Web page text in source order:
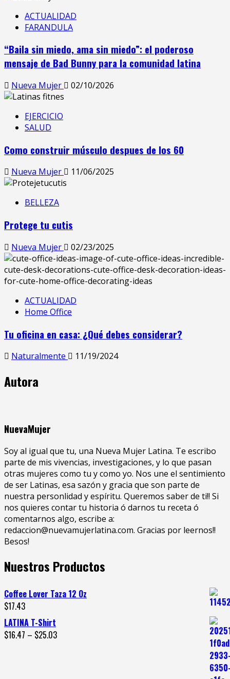
ACTUALIDAD
FARANDULA
“Baila sin miedo, ama sin miedo”: el poderoso
mensaje de Bad Bunny para la comunidad latina
Nueva Mujer 02/10/2026
EJERCICIO
SALUD
Como construir músculo despues de los 60
Nueva Mujer 11/06/2025
BELLEZA
Protege tu cutis
Nueva Mujer 02/23/2025
ACTUALIDAD
Home Office
Tu oficina en casa: ¿Qué debes considerar?
Naturalmente 11/19/2024
Autora
NuevaMujer
Soy al igual que tu, una Nueva Mujer Latina. Te escribo
parte de mis vivencias, investigaciones, y lo que pasan
otras mujeres como tu y como yo. Nos une el sentimiento
de ser Latinas, esa sazón y gracia que son parte de
nuestra personlidad y espíritu. Queremos saber de ti!! Si
nos quieres contar tu historia ó darnos tu receta ó
comentarnos algo, escribe a:
redaccion@nuevamujerlatina.com. Gracias por leernos!!
Besos!
Nuestros Productos
Coffee Lover Taza 12 Oz
$17.43
LATINA T-Shirt
$16.47 – $25.03